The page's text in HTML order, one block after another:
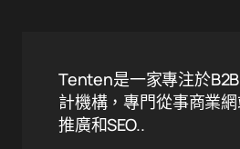
Tenten是一家專注於
計機構，專門從事商業
推廣和SEO..